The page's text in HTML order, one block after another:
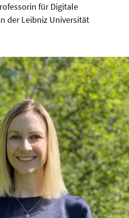
für Digitale
der Leibniz Universität